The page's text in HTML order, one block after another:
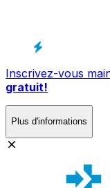
Inscrivez-vous
gratuit!
Plus d'informations